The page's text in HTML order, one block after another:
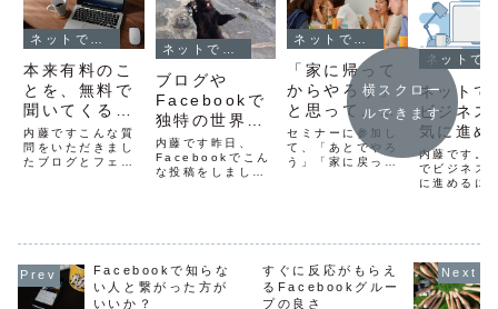
本来有料のこ
とを、無料で
聞いてくる人
への対処の仕
方
内藤ですこんな質
問をいただきまし
たブログとフェイ
ージを下さること
を最初は歓迎して
いたのですが、
段々それが苦痛に
なってきました。
ブログや
Facebookで
独特の世界観
を感じてもら
う方法
内藤です昨日、
Facebookでこん
な投稿をしました
るような演出でち
まった一匹一匹泳
いでいるのに、ま
るで集団で一つの
「家に帰って
からやろう」
と思って、家
に帰ってやら
なかったこと
ありません
セミナーに参加し
て、「あとでやろ
う」「家に戻って
に、僕も時々あり
ます^^;家に帰っ
て、しっかりと取
ネットで
ビジネス
気に進め
つの方法
内藤です。
でビジネス
に進めるに
５つ・有料
ビスを使う
て自分でや
横スクロー
ルできます
Facebookで知らな
い人と繋がった方が
いいか？
すぐに反応がもらえ
るFacebookグルー
プの良さ